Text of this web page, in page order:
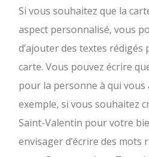
Si vous souhaitez que la
aspect personnalisé, vous
d’ajouter des textes rédigés
carte. Vous pouvez écrire
pour la personne à qui
exemple, si vous souhaitez
Saint-Valentin pour votre
envisager d’écrire des mots